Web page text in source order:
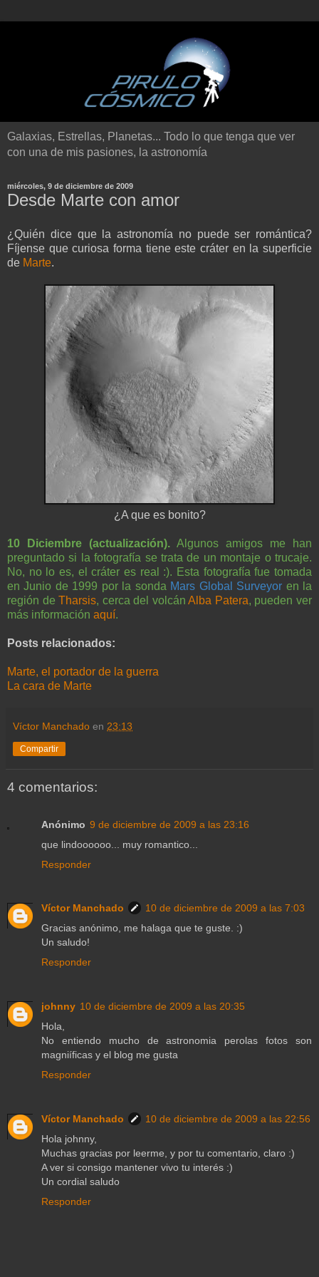
Galaxias, Estrellas, Planetas... Todo lo que tenga que ver
con una de mis pasiones, la astronomía
miércoles, 9 de diciembre de 2009
Desde Marte con amor
¿Quién dice que la astronomía no puede ser romántica?
Fíjense que curiosa forma tiene este cráter en la superficie
de Marte.
¿A que es bonito?
10 Diciembre (actualización). Algunos amigos me han
preguntado si la fotografía se trata de un montaje o trucaje.
No, no lo es, el cráter es real :). Esta fotografía fue tomada
en Junio de 1999 por la sonda Mars Global Surveyor en la
región deTharsis, cerca del volcánAlba Patera, pueden ver
más información aquí.
Posts relacionados:
Marte, el portador de la guerra
La cara de Marte
Víctor Manchado en 23:13
Compartir
4 comentarios:
Anónimo 9 de diciembre de 2009 a las 23:16
que lindoooooo... muy romantico...
Responder
Víctor Manchado
10 de diciembre de 2009 a las 7:03
Gracias anónimo, me halaga que te guste. :)
Un saludo!
Responder
johnny 10 de diciembre de 2009 a las 20:35
Hola,
No entiendo mucho de astronomia perolas fotos son
magniíficas y el blog me gusta
Responder
Víctor Manchado
10 de diciembre de 2009 a las 22:56
Hola johnny,
Muchas gracias por leerme, y por tu comentario, claro :)
A ver si consigo mantener vivo tu interés :)
Un cordial saludo
Responder